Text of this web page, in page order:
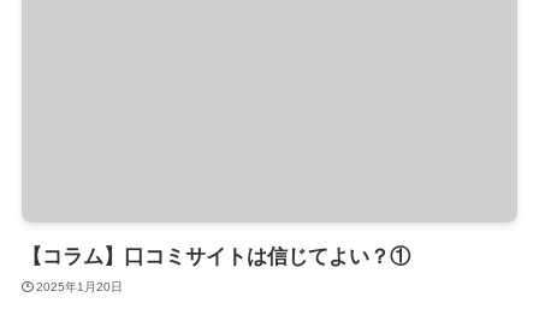
【コラム】口コミサイトは信じてよい？①
2025年1月20日